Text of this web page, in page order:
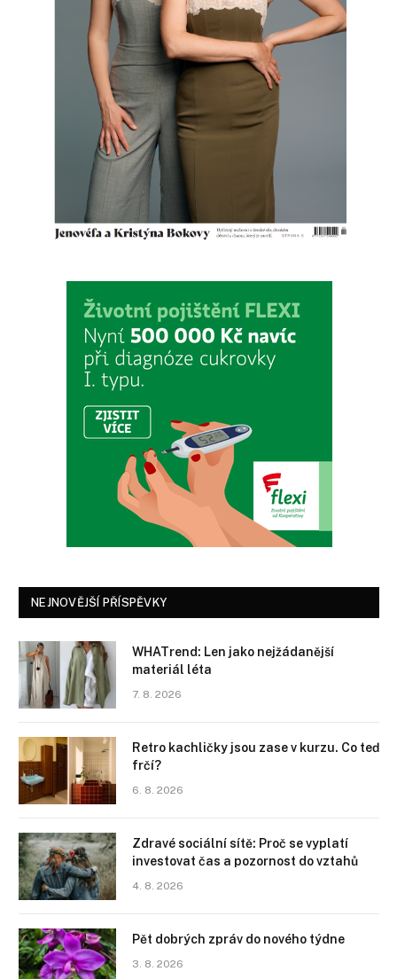
NEJNOVĚJŠÍ PŘÍSPĚVKY
WHATrend: Len jako nejžádanější
materiál léta
7. 8. 2026
Retro kachličky jsou zase v kurzu. Co teď
frčí?
6. 8. 2026
Zdravé sociální sítě: Proč se vyplatí
investovat čas a pozornost do vztahů
4. 8. 2026
Pět dobrých zpráv do nového týdne
3. 8. 2026